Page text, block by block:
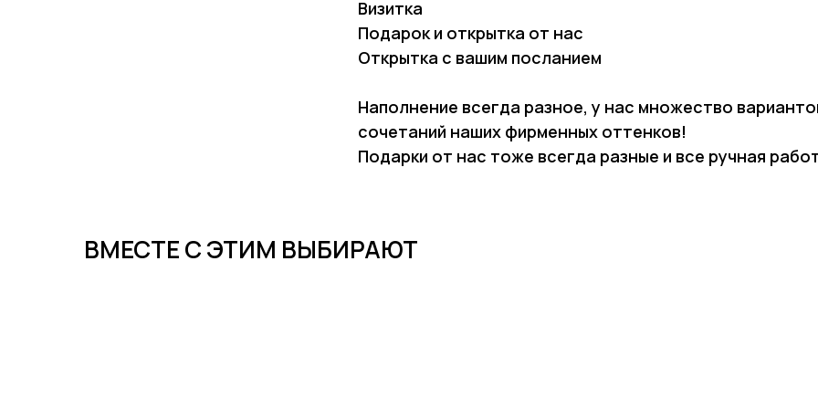
Визитка
Подарок и открытка от нас
Открытка с вашим посланием
Наполнение всегда разное, у нас множество
сочетаний наших фирменных оттенков!
Подарки от нас тоже всегда разные и все ручная
ВМЕСТЕ С ЭТИМ ВЫБИРАЮТ